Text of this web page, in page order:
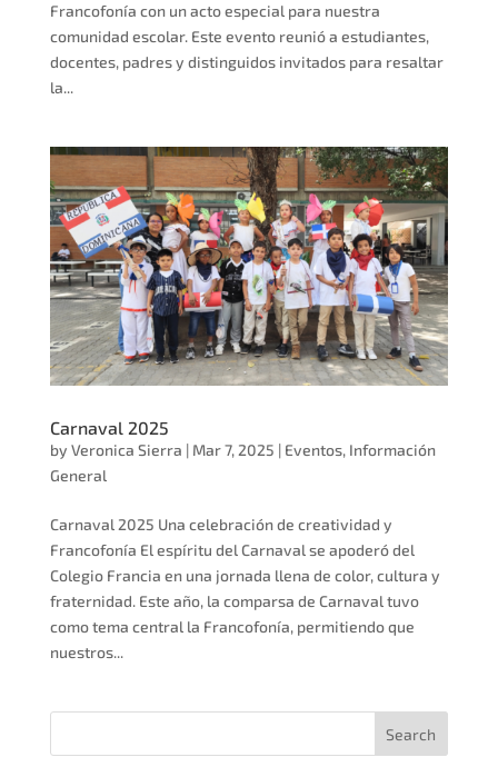
Francofonía con un acto especial para nuestra
comunidad escolar. Este evento reunió a estudiantes,
docentes, padres y distinguidos invitados para resaltar
la...
Carnaval 2025
by Veronica Sierra | Mar 7, 2025 | Eventos, Información
General
Carnaval 2025 Una celebración de creatividad y
Francofonía El espíritu del Carnaval se apoderó del
Colegio Francia en una jornada llena de color, cultura y
fraternidad. Este año, la comparsa de Carnaval tuvo
como tema central la Francofonía, permitiendo que
nuestros...